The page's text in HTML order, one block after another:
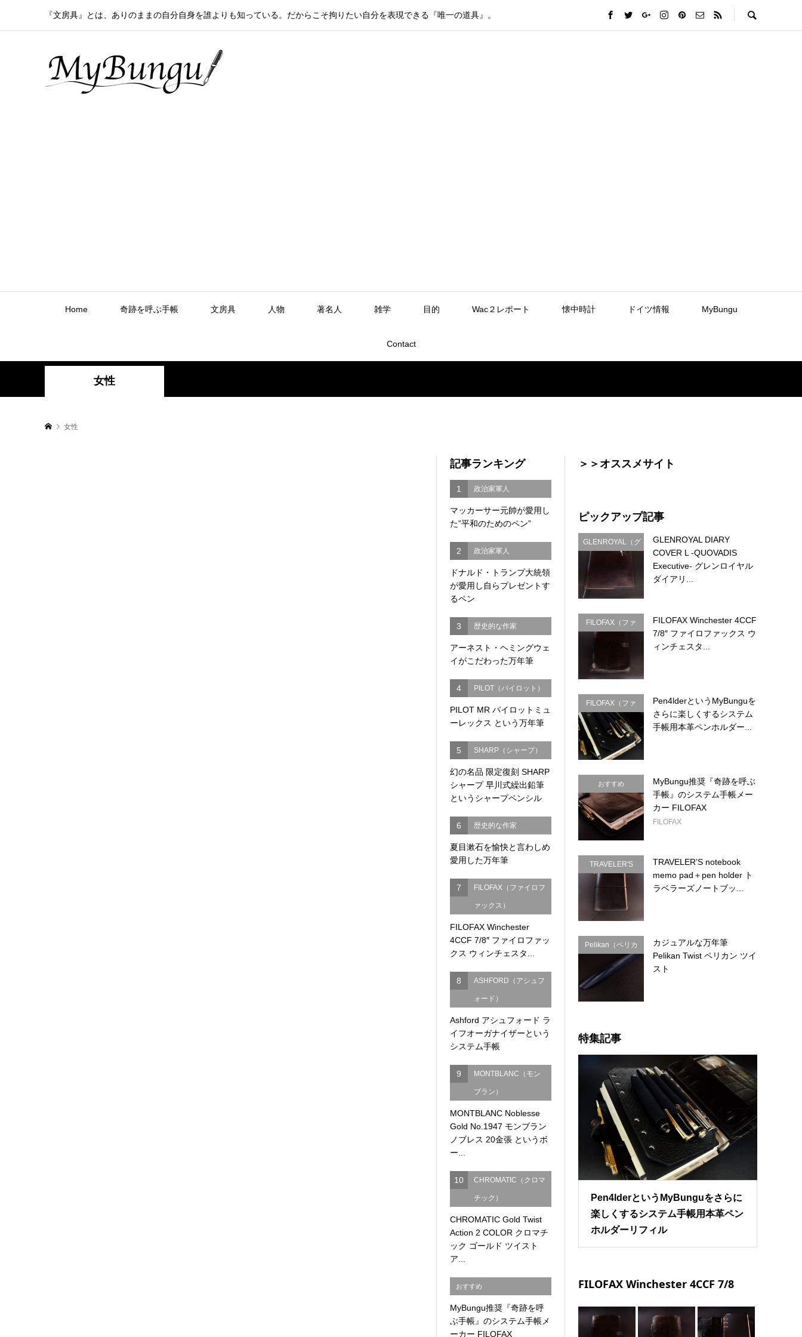
『文房具』とは、ありのままの自分自身を誰よりも知っている。だからこそ拘りたい自分を表現できる『唯一の道具』。
Home 奇跡を呼ぶ手帳 文房具 人物 著名人 雑学 目的 Wac２レポート 懐中時計 ドイツ情報 MyBungu
Contact
女性
女性
記事ランキング
1 政治家軍人
マッカーサー元帥が愛用し
た”平和のためのペン”
2 政治家軍人
ドナルド・トランプ大統領
が愛用し自らプレゼントす
るペン
3 歴史的な作家
アーネスト・ヘミングウェ
イがこだわった万年筆
4 PILOT（パイロット）
PILOT MR パイロットミュ
ーレックス という万年筆
5 SHARP（シャープ）
幻の名品 限定復刻 SHARP
シャープ 早川式繰出鉛筆
というシャープペンシル
6 歴史的な作家
夏目漱石を愉快と言わしめ
愛用した万年筆
7 FILOFAX（ファイロフ
ァックス）
FILOFAX Winchester
4CCF 7/8″ ファイロファッ
クス ウィンチェスタ...
8 ASHFORD（アシュフ
ォード）
Ashford アシュフォード ラ
イフオーガナイザーという
システム手帳
9 MONTBLANC（モン
ブラン）
MONTBLANC Noblesse
Gold No.1947 モンブラン
ノブレス 20金張 というボ
ー...
10 CHROMATIC（クロマ
チック）
CHROMATIC Gold Twist
Action 2 COLOR クロマチ
ック ゴールド ツイスト
ア...
おすすめ
MyBungu推奨『奇跡を呼
ぶ手帳』のシステム手帳メ
ーカー FILOFAX
＞＞オススメサイト
ピックアップ記事
GLENROYAL（グ
レンロイヤル）
GLENROYAL DIARY
COVER L -QUOVADIS
Executive- グレンロイヤル
ダイアリ...
FILOFAX（ファ
イロファック
FILOFAX Winchester 4CCF
7/8″ ファイロファックス ウ
ィンチェスタ...
FILOFAX（ファ
イロファック
ス）
Pen4lderというMyBunguを
さらに楽しくするシステム
手帳用本革ペンホルダー...
おすすめ
MyBungu推奨『奇跡を呼ぶ
手帳』のシステム手帳メー
カー FILOFAX
FILOFAX
TRAVELER'S
COMPANY（ト
ラベラーズカン
TRAVELER’S notebook
memo pad＋pen holder ト
ラベラーズノートブッ...
Pelikan（ペリカ
ン）
カジュアルな万年筆
Pelikan Twist ペリカン ツイ
スト
特集記事
Pen4lderというMyBunguをさらに
楽しくするシステム手帳用本革ペン
ホルダーリフィル
FILOFAX Winchester 4CCF 7/8